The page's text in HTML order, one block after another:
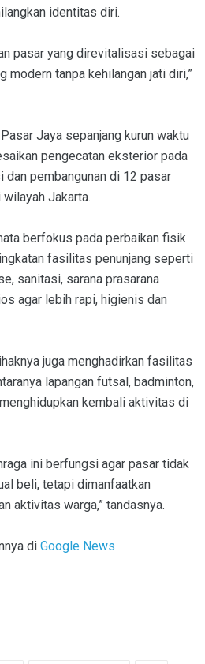
identitas diri.
pasar yang direvitalisasi sebagai
modern tanpa kehilangan jati diri,”
Jaya sepanjang kurun waktu
pengecatan eksterior pada
pembangunan di 12 pasar
Jakarta.
berfokus pada perbaikan fisik
fasilitas penunjang seperti
sanitasi, sarana prasarana
agar lebih rapi, higienis dan
juga menghadirkan fasilitas
lapangan futsal, badminton,
kembali aktivitas di
ini berfungsi agar pasar tidak
beli, tetapi dimanfaatkan
aktivitas warga,” tandasnya.
di Google News